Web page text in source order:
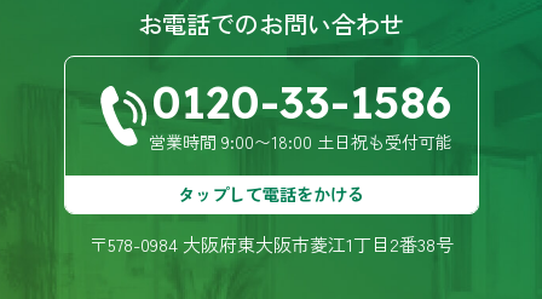
3 years ago
主人と二人になり１階に居間と
キッチンと洗面、浴室、和室があるのですが１階
部分しか使わないので洗面と浴室を移動して居間
とキッチンを繫げて広くしようと思いきってリフ
ォームを考えました。古い家の造りと予算の関係
キッチンの扉を撤去してキッチン、洗面、浴室の
リフォーム、和室及び１階の内装をして頂きまし
た。担当者の方が親身に考えてアドバイスしてく
ださり本当に有り難かったです。腕のいい職人さ
お電話でのお問い合わせ
0120-33-1586
営業時間 9:00〜18:00 土日祝も受付可能
タップして電話をかける
〒578-0984 大阪府東大阪市菱江1丁目2番38号